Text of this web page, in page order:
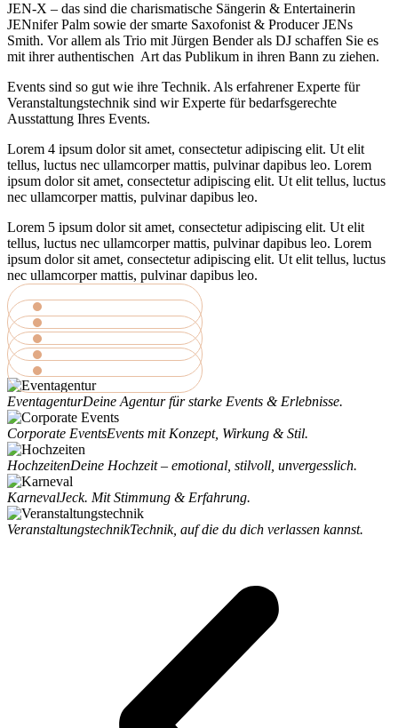
JEN-X – das sind die charismatische Sängerin & Entertainerin
JENnifer Palm sowie der smarte Saxofonist & Producer JENs
Smith. Vor allem als Trio mit Jürgen Bender als DJ schaffen Sie es
mit ihrer authentischen Art das Publikum in ihren Bann zu ziehen.
Events sind so gut wie ihre Technik. Als erfahrener Experte für
Veranstaltungstechnik sind wir Experte für bedarfsgerechte
Ausstattung Ihres Events.
Lorem 4 ipsum dolor sit amet, consectetur adipiscing elit. Ut elit
tellus, luctus nec ullamcorper mattis, pulvinar dapibus leo. Lorem
ipsum dolor sit amet, consectetur adipiscing elit. Ut elit tellus, luctus
nec ullamcorper mattis, pulvinar dapibus leo.
Lorem 5 ipsum dolor sit amet, consectetur adipiscing elit. Ut elit
tellus, luctus nec ullamcorper mattis, pulvinar dapibus leo. Lorem
ipsum dolor sit amet, consectetur adipiscing elit. Ut elit tellus, luctus
nec ullamcorper mattis, pulvinar dapibus leo.
EventagenturDeine Agentur für starke Events & Erlebnisse.
Corporate EventsEvents mit Konzept, Wirkung & Stil.
HochzeitenDeine Hochzeit – emotional, stilvoll, unvergesslich.
KarnevalJeck. Mit Stimmung & Erfahrung.
VeranstaltungstechnikTechnik, auf die du dich verlassen kannst.